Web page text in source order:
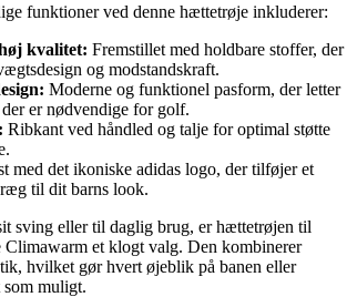
funktioner ved denne hættetrøje inkluderer:
kvalitet: Fremstillet med holdbare stoffer, der
og modstandskraft.
Moderne og funktionel pasform, der letter
er nødvendige for golf.
Ribkant ved håndled og talje for optimal støtte
med det ikoniske adidas logo, der tilføjer et
til dit barns look.
sving eller til daglig brug, er hættetrøjen til
Climawarm et klogt valg. Den kombinerer
hvilket gør hvert øjeblik på banen eller
som muligt.